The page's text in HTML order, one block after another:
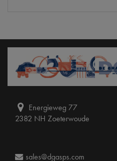
Energieweg 77
2382 NH Zoeterwoude
sales@dgasps.com